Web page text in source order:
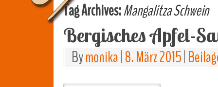
Tag Archives:Mangalitza Schwein
Bergisches Apfel-
Bymonika 8. März 2015